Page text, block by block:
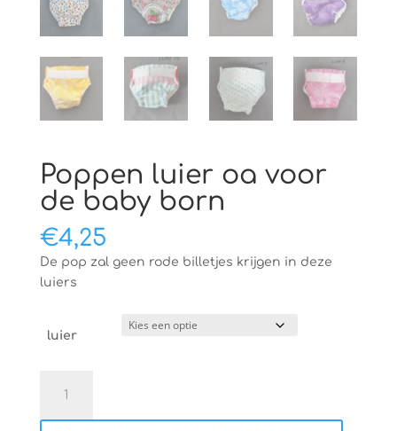
Poppen luier oa voor
de baby born
€4,25
De pop zal geen rode billetjes krijgen in deze
luiers
luier
luier
oa